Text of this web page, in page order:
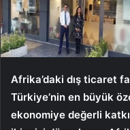
Afrika’daki dış ticaret
Türkiye’nin en büyük
ekonomiye değerli